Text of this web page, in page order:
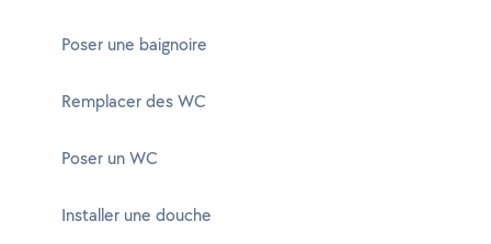
Poser une baignoire
Remplacer des WC
Poser un WC
Installer une douche